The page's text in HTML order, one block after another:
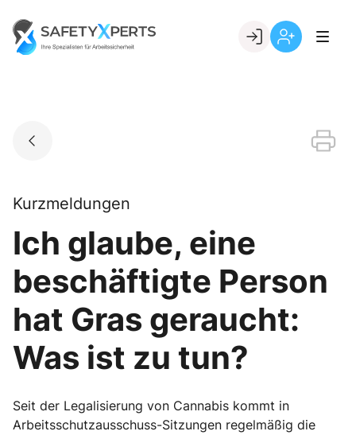
content
Go to landing page.
Kurzmeldungen
Ich glaube, eine
beschäftigte Person
hat Gras geraucht:
Was ist zu tun?
Seit der Legalisierung von Cannabis kommt in
Arbeitsschutzausschuss-Sitzungen regelmäßig die